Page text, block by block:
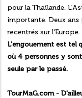
pour la Thaïlande.
importante. Deux ans
recentrés sur l'Europe.
L'engouement est tel
où 4 personnes y
seule par le passé.
TourMaG.com -